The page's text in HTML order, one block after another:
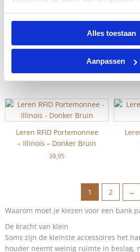
Alles toestaan
Aanpassen
Leren RFID Portemonnee
– Illinois – Donker Bruin
39,95
1 2
→
Waarom moet je kiezen voor een bank
De kracht van klein
Soms zijn de kleinste accessoires het
houder neemt weinig ruimte in beslag,